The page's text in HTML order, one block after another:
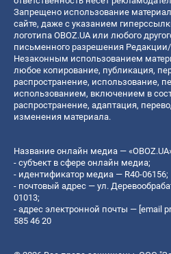
Запрещено использование
сайте, даже с указанием
логотипа OBOZ.UA или любого
письменного разрешения
Незаконным использованием
любое копирование, публикация,
распространение, использование,
использованием, включением в
распространение, адаптация,
изменения материала.
Название онлайн медиа —
- субъект в сфере онлайн медиа;
- идентификатор медиа — R40-06156;
- почтовый адрес — ул.
01013;
- адрес электронной почты — [email
585 46 20